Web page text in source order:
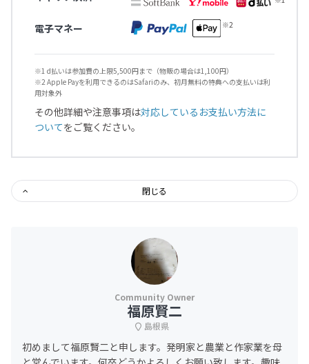
電子マネー
※1 d払いは参加費の上限5,500円まで（物販の場合は1,100円）
※2 Apple Payを利用できるのはSafariのみ、初月無料の特典への支払いは利
用対象外
その他詳細や注意事項は対応しているお支払い方法に
ついてをご覧ください。
閉じる
福原賢二
島根県
初めまして福原賢二と申します。発明家と農業と作家業を母